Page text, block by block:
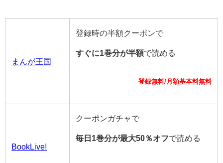
まんが王国
登録時の半額クーポンで
すぐに1巻分が半額で読める
登録無料/月額基本料無料
BookLive!
クーポンガチャで
毎日1巻分が最大50％オフで読める